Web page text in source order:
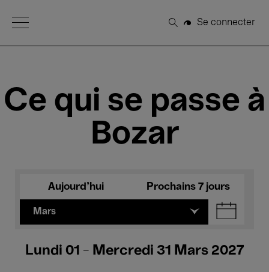
Open Menu
Rechercher
Se connecter
Ce qui se passe à
Bozar
Aujourd'hui Prochains 7 jours
Mars
Lundi 01 - Mercredi 31 Mars 2027